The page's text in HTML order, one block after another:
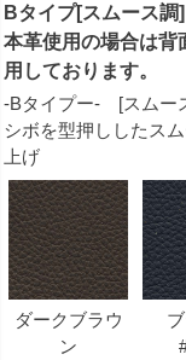
Bタイプ[スムー
本革使用の場合は背
用しております。
-Bタイプー- [スムー
シボを型押ししたス
上げ
ダークブラウ
ン